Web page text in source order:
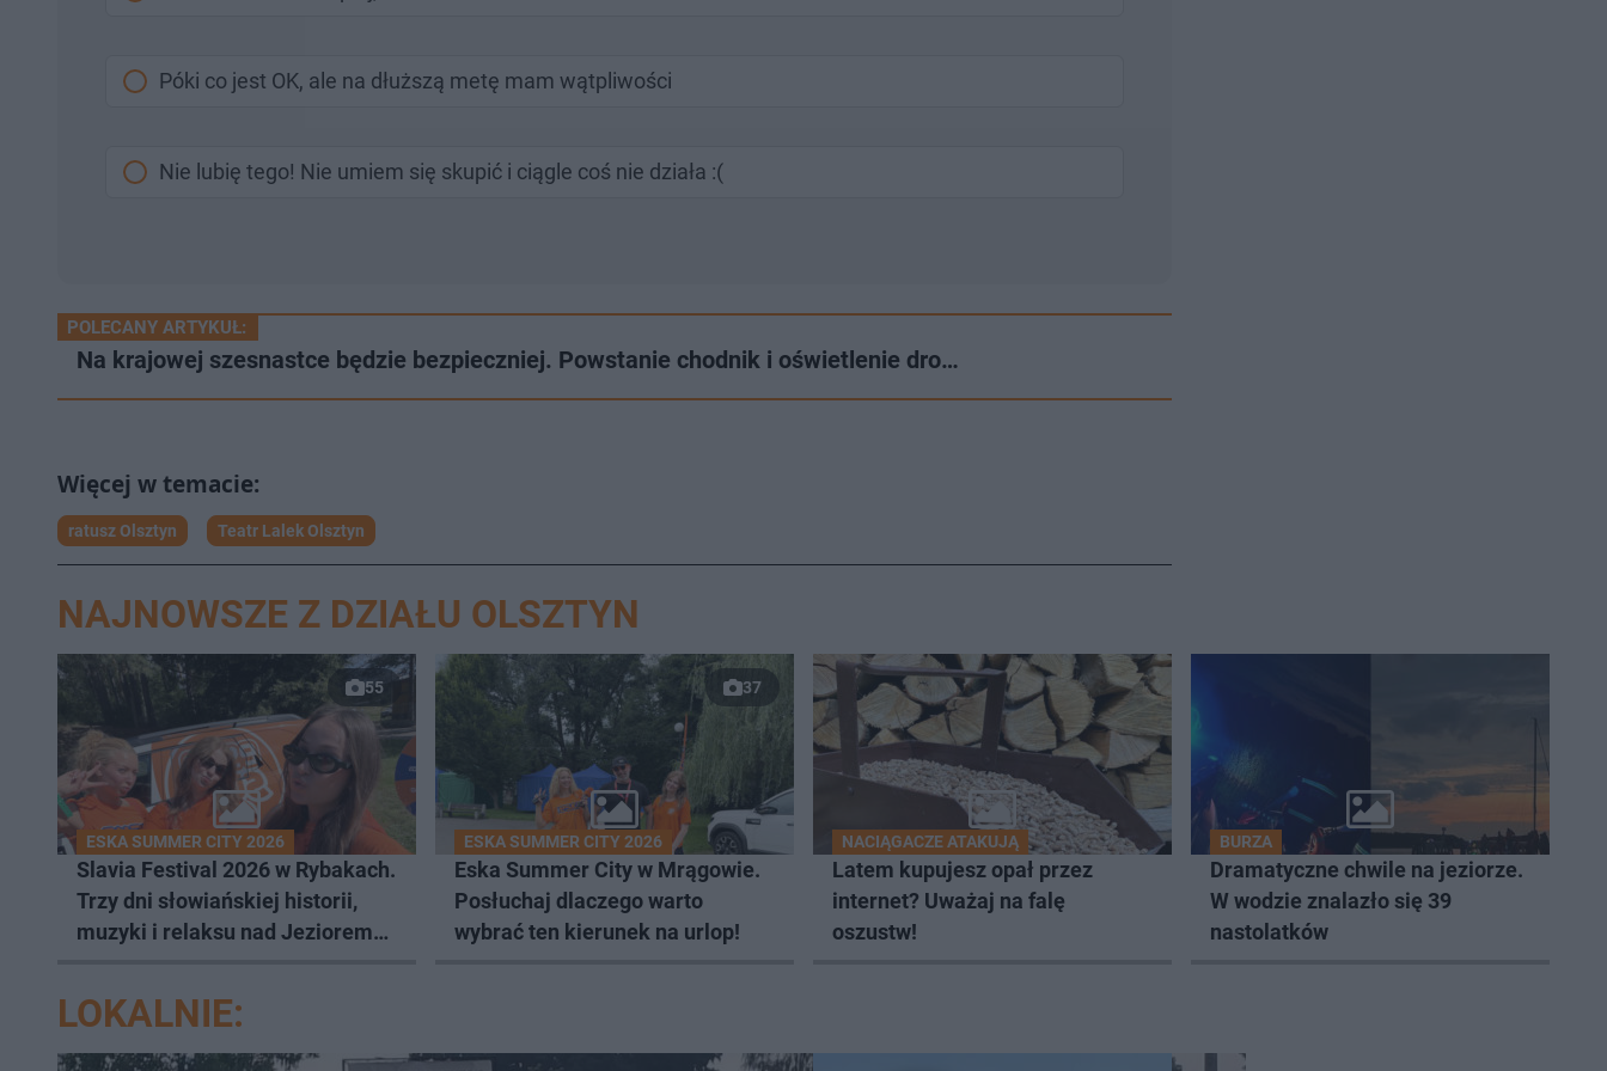
Póki co jest OK, ale na dłuższą metę mam wątpliwości
Nie lubię tego! Nie umiem się skupić i ciągle coś nie działa :(
POLECANY ARTYKUŁ:
Na krajowej szesnastce będzie bezpieczniej. Powstanie chodnik i oświetlenie dro…
ratusz Olsztyn Teatr Lalek Olsztyn
NAJNOWSZE Z DZIAŁU OLSZTYN
55
ESKA SUMMER CITY 2026
Slavia Festival 2026 w Rybakach.
Trzy dni słowiańskiej historii,
muzyki i relaksu nad Jeziorem
37
ESKA SUMMER CITY 2026
Eska Summer City w Mrągowie.
Posłuchaj dlaczego warto
wybrać ten kierunek na urlop!
NACIĄGACZE ATAKUJĄ
Latem kupujesz opał przez
internet? Uważaj na falę
oszustw!
BURZA
Dramatyczne chwile na jeziorze.
W wodzie znalazło się 39
nastolatków
LOKALNIE: